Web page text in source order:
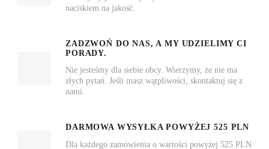
naciskiem na jakość.
ZADZWOŃ DO NAS, A MY UDZIELIMY CI
PORADY.
Nie jesteśmy dla siebie obcy. Wierzymy, że nie ma
złych pytań. Jeśli masz wątpliwości, skontaktuj się z
nami.
DARMOWA WYSYŁKA POWYŻEJ 525 PLN
Dla każdego zamówienia o wartości powyżej 525 PLN